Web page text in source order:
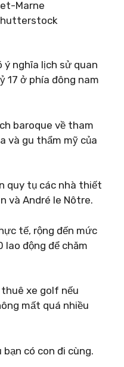
ý nghĩa lịch sử quan
17 ở phía đông nam
baroque về tham
và gu thẩm mỹ của
quy tụ các nhà thiết
và André le Nôtre.
tế, rộng đến mức
động để chăm
xe golf nếu
mất quá nhiều
có con đi cùng.